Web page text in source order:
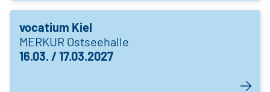
vocatium Kiel
MERKUR Ostseehalle
16.03. / 17.03.2027